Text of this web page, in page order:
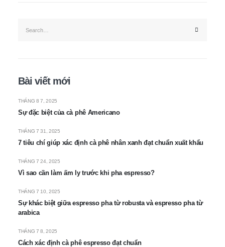
Bài viết mới
Sự đặc biệt của cà phê Americano
THÁNG 8 7, 2025
7 tiêu chí giúp xác định cà phê nhân xanh đạt chuẩn xuất khẩu
THÁNG 7 31, 2025
Vì sao cần làm ấm ly trước khi pha espresso?
THÁNG 7 24, 2025
Sự khác biệt giữa espresso pha từ robusta và espresso pha từ
arabica
THÁNG 7 10, 2025
Cách xác định cà phê espresso đạt chuẩn
THÁNG 7 8, 2025